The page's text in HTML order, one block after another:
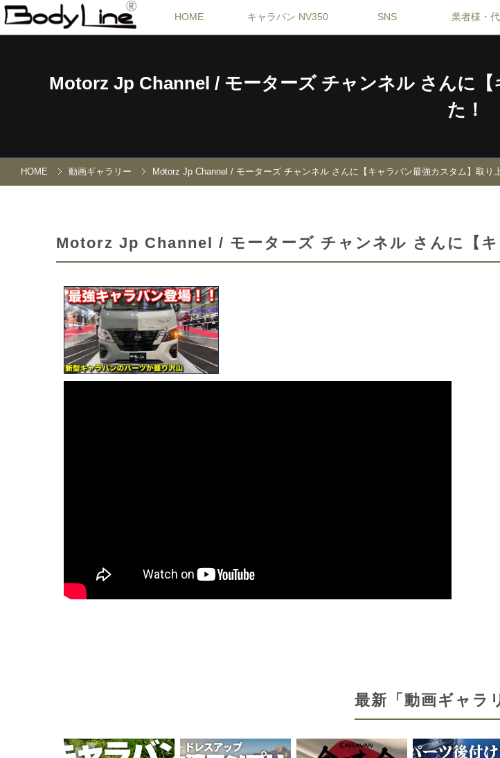
HOME キャラバン NV350 SNS 業者様・
Motorz Jp Channel / モーターズ チャンネル さんに
た！
HOME 動画ギャラリー Motorz Jp Channel / モーターズ チャンネル さんに【キャラバン最強カスタム】取り
Motorz Jp Channel / モーターズ チャンネル さんに【キ
最新「動画ギャラ